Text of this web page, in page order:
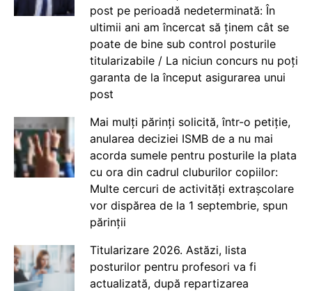
post pe perioadă nedeterminată: În
ultimii ani am încercat să ținem cât se
poate de bine sub control posturile
titularizabile / La niciun concurs nu poți
garanta de la început asigurarea unui
post
Mai mulți părinți solicită, într-o petiție,
anularea deciziei ISMB de a nu mai
acorda sumele pentru posturile la plata
cu ora din cadrul cluburilor copiilor:
Multe cercuri de activități extrașcolare
vor dispărea de la 1 septembrie, spun
părinții
Titularizare 2026. Astăzi, lista
posturilor pentru profesori va fi
actualizată, după repartizarea